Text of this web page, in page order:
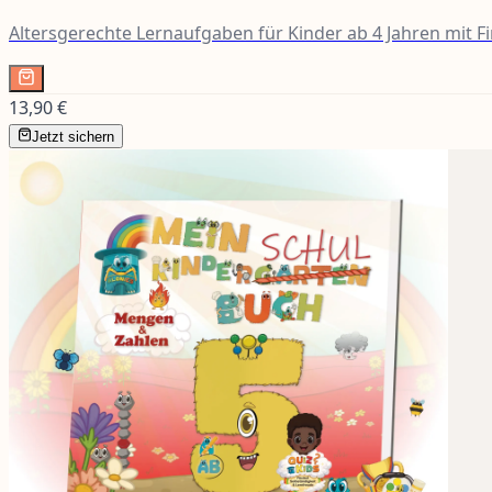
Altersgerechte Lernaufgaben für Kinder ab 4 Jahren mit
13,90 €
Jetzt sichern